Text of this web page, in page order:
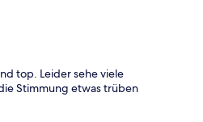
top. Leider sehe viele
Stimmung etwas trüben